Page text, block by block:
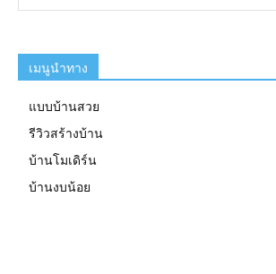
เมนูนำทาง
แบบบ้านสวย
รีวิวสร้างบ้าน
บ้านโมเดิร์น
บ้านงบน้อย